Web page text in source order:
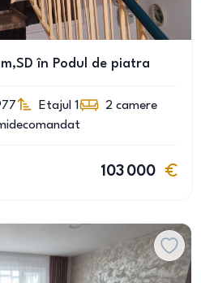
în Podul de piatra
Etajul 1 2 camere
103 000